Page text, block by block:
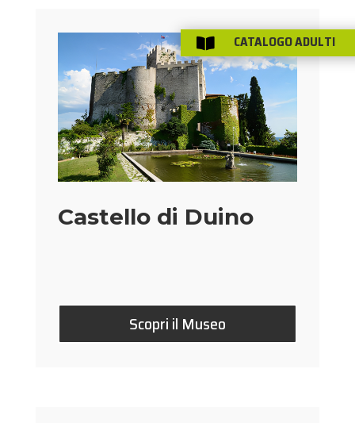
Castello di Duino
Scopri il Museo
 CATALOGO ADULTI